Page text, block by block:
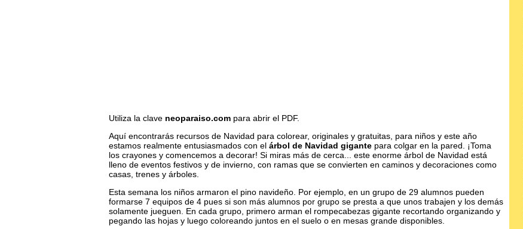
Utiliza la clave neoparaiso.com para abrir el PDF.
Aquí encontrarás recursos de Navidad para colorear, originales y gratuitas, para niños y este año
estamos realmente entusiasmados con el árbol de Navidad gigante para colgar en la pared. ¡Toma
los crayones y comencemos a decorar! Si miras más de cerca... este enorme árbol de Navidad está
lleno de eventos festivos y de invierno, con ramas que se convierten en caminos y decoraciones como
casas, trenes y árboles.
Esta semana los niños armaron el pino navideño. Por ejemplo, en un grupo de 29 alumnos pueden
formarse 7 equipos de 4 pues si son más alumnos por grupo se presta a que unos trabajen y los demás
solamente jueguen. En cada grupo, primero arman el rompecabezas gigante recortando organizando y
pegando las hojas y luego coloreando juntos en el suelo o en mesas grande disponibles.